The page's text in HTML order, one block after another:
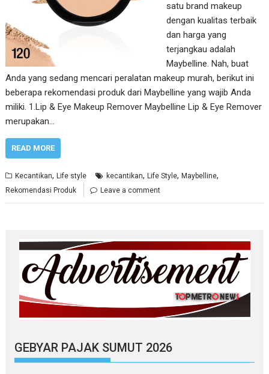
satu brand makeup
dengan kualitas terbaik
dan harga yang
terjangkau adalah
Maybelline. Nah, buat
Anda yang sedang mencari peralatan makeup murah, berikut ini
beberapa rekomendasi produk dari Maybelline yang wajib Anda
miliki. 1.Lip & Eye Makeup Remover Maybelline Lip & Eye Remover
merupakan…
READ MORE
Kecantikan,Life style kecantikan,Life Style,Maybelline,
Rekomendasi Produk Leave a comment
GEBYAR PAJAK SUMUT 2026